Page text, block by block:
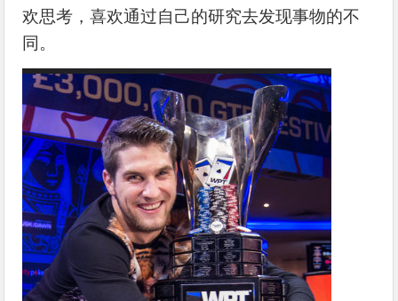
欢思考，喜欢通过自己的研究去发现事物的不
同。